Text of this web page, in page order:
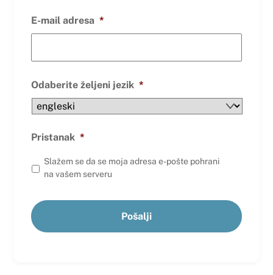
E-mail adresa *
Odaberite željeni jezik *
Pristanak *
Slažem se da se moja adresa e-pošte pohrani
na vašem serveru